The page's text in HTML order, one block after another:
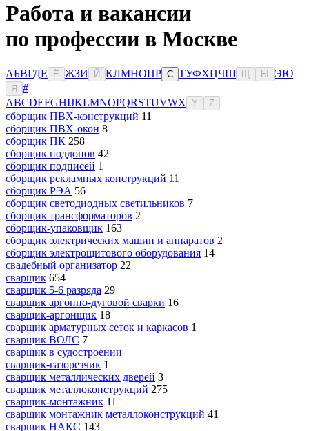
Работа и вакансии
по профессии в Москве
АБВГДЕ Ё ЖЗИ Й КЛМНОПР С ТУФХЦЧШ Ы ЭЮ
Я
#
ABCDEFGHIJKLMNOPQRSTUVWX Y Z
сборщик ПВХ-конструкций 11
сборщик ПВХ-окон 8
сборщик ПК 258
сборщик поддонов 42
сборщик подписей 1
сборщик рекламных конструкций 11
сборщик РЭА 56
сборщик светодиодных светильников 7
сборщик трансформаторов 2
сборщик-упаковщик 163
сборщик электрических машин и аппаратов 2
сборщик электрощитового оборудования 14
свадебный организатор 22
сварщик 654
сварщик 5-6 разряда 29
сварщик аргонно-дуговой сварки 16
сварщик-аргонщик 18
сварщик арматурных сеток и каркасов 1
сварщик ВОЛС 7
сварщик в судостроении
сварщик-газорезчик 1
сварщик металлических дверей 3
сварщик металлоконструкций 275
сварщик-монтажник 11
сварщик монтажник металлоконструкций 41
сварщик НАКС 143